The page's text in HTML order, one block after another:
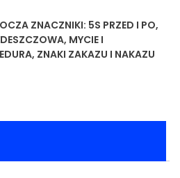
ZNACZNIKI: 5S PRZED I PO,
, MYCIE I
, ZNAKI ZAKAZU I NAKAZU